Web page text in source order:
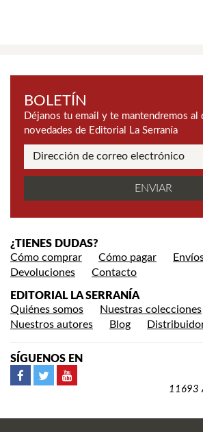
BOLETÍN
Déjanos tu email y te mantendremos al
novedades de Editorial La Serranía
¿TIENES DUDAS?
Cómo comprar
Cómo pagar
Devoluciones
Contacto
EDITORIAL LA SERRANÍA
Quiénes somos
Nuestras colecciones
Nuestros autores
Blog
SÍGUENOS EN
11693